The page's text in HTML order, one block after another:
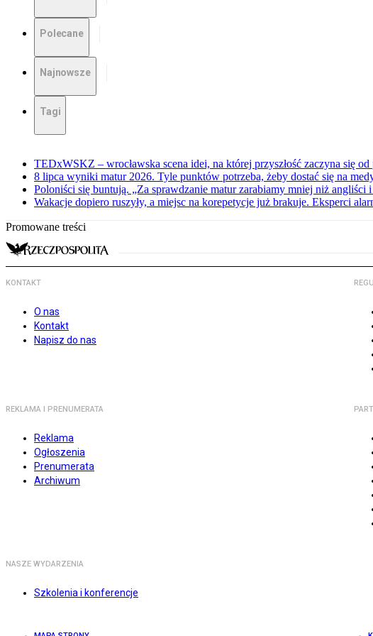
Polecane
Najnowsze
Tagi
TEDxWSKZ – wrocławska scena idei, na której przyszłość zaczyna się od
8 lipca wyniki matur 2026. Tyle punktów potrzeba, żeby dostać się na
Poloniści się buntują. „Za sprawdzanie matur zarabiamy mniej niż angliści
Wakacje dopiero ruszyły, a miejsc na korepetycje już brakuje. Eksperci
Promowane treści
KONTAKT
O nas
Kontakt
Napisz do nas
REKLAMA I PRENUMERATA
Reklama
Ogłoszenia
Prenumerata
Archiwum
NASZE WYDARZENIA
Szkolenia i konferencje